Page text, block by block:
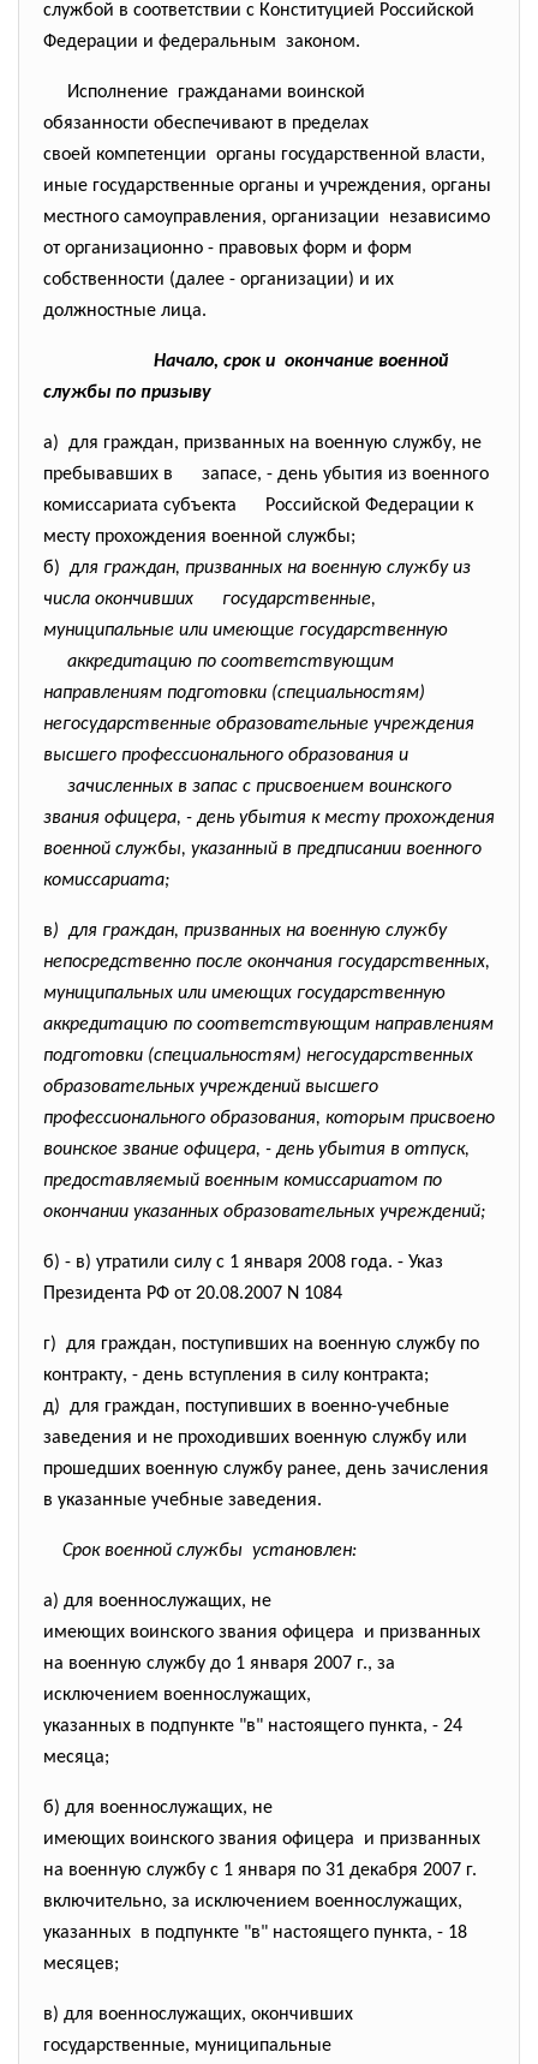
службой в соответствии с Конституцией Российской
Федерации и федеральным законом.
Исполнение гражданами воинской
обязанности обеспечивают в пределах
своей компетенции органы государственной власти,
иные государственные органы и учреждения, органы
местного самоуправления, организации независимо
от организационно - правовых форм и форм
собственности (далее - организации) и их
должностные лица.
Начало, срок и окончание военной
службы по призыву
а) для граждан, призванных на военную службу, не
пребывавших в запасе, - день убытия из военного
комиссариата субъекта Российской Федерации к
месту прохождения военной службы;
б) для граждан, призванных на военную службу из
числа окончивших государственные,
муниципальные или имеющие государственную
аккредитацию по соответствующим
направлениям подготовки (специальностям)
негосударственные образовательные учреждения
высшего профессионального образования и
зачисленных в запас с присвоением воинского
звания офицера, - день убытия к месту прохождения
военной службы, указанный в предписании военного
комиссариата;
в) для граждан, призванных на военную службу
непосредственно после окончания государственных,
муниципальных или имеющих государственную
аккредитацию по соответствующим направлениям
подготовки (специальностям) негосударственных
образовательных учреждений высшего
профессионального образования, которым присвоено
воинское звание офицера, - день убытия в отпуск,
предоставляемый военным комиссариатом по
окончании указанных образовательных учреждений;
б) - в) утратили силу с 1 января 2008 года. - Указ
Президента РФ от 20.08.2007 N 1084
г) для граждан, поступивших на военную службу по
контракту, - день вступления в силу контракта;
д) для граждан, поступивших в военно-учебные
заведения и не проходивших военную службу или
прошедших военную службу ранее, день зачисления
в указанные учебные заведения.
Срок военной службы установлен:
а) для военнослужащих, не
имеющих воинского звания офицера и призванных
на военную службу до 1 января 2007 г., за
исключением военнослужащих,
указанных в подпункте "в" настоящего пункта, - 24
месяца;
б) для военнослужащих, не
имеющих воинского звания офицера и призванных
на военную службу с 1 января по 31 декабря 2007 г.
включительно, за исключением военнослужащих,
указанных в подпункте "в" настоящего пункта, - 18
месяцев;
в) для военнослужащих, окончивших
государственные, муниципальные